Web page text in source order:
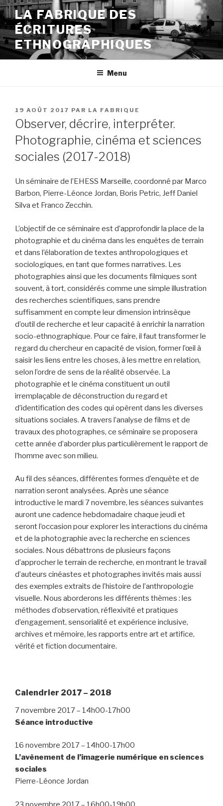
Aller
au
contenu
principal
LA FABRIQUE DES
ÉCRITURES
ETHNOGRAPHIQUES
Menu
PUBLIÉ
LE
19 AOÛT 2017 PAR LA FABRIQUE
Observer, décrire, interpréter.
Photographie, cinéma et sciences
sociales (2017-2018)
Un séminaire de l’EHESS Marseille, coordonné par Marco
Barbon, Pierre-Léonce Jordan, Boris Petric, Jeff Daniel
Silva et Franco Zecchin.
L’objectif de ce séminaire est d’approfondir la place de la
photographie et du cinéma dans les enquêtes de terrain
et dans l’élaboration de textes anthropologiques et
sociologiques, en tant que formes narratives. Les
photographies ainsi que les documents filmiques sont
souvent, à tort, considérés comme une simple illustration
des recherches scientifiques, sans prendre
suffisamment en compte leur dimension intrinsèque
d’outil de recherche et leur capacité à enrichir la narration
socio-ethnographique. Pour ce faire, il faut transformer le
regard du chercheur en capacité de vision, former l’œil à
saisir les liens entre les choses, à les mettre en relation,
selon l’ordre de sens de la réalité observée. La
photographie et le cinéma constituent un outil
irremplaçable de déconstruction du regard et
d’identification des codes qui opèrent dans les diverses
situations sociales. A travers l’analyse de films et de
travaux des photographes, ce séminaire se proposera
cette année d’aborder plus particulièrement le rapport de
l’homme avec son milieu.
Au fil des séances, différentes formes d’enquête et de
narration seront analysées. Après une séance
introductive le mardi 7 novembre, les séances suivantes
auront une cadence hebdomadaire chaque jeudi et
seront l’occasion pour explorer les interactions du cinéma
et de la photographie avec la recherche en sciences
sociales. Nous débattrons de plusieurs façons
d’approcher le terrain de recherche, en montrant le travail
d’auteurs cinéastes et photographes invités mais aussi
des exemples extraits de l’histoire de l’anthropologie
visuelle. Nous aborderons les différents thèmes : les
méthodes d’observation, réflexivité et pratiques
d’engagement, sensorialité et expérience inclusive,
archives et mémoire, les rapports entre art et artifice,
vérité et fiction documentaire.
Calendrier 2017 – 2018
7 novembre 2017 – 14h00-17h00
Séance introductive
16 novembre 2017 – 14h00-17h00
L’avènement de l’imagerie numérique en sciences
sociales
Pierre-Léonce Jordan